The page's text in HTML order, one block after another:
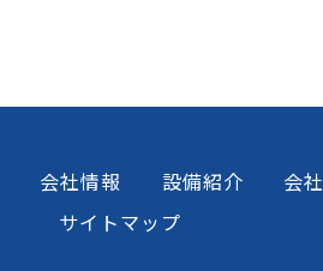
会社情報 設備紹介 会
サイトマップ